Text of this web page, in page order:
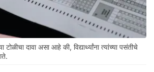
दावा असा आहे की, विद्यार्थ्यांना त्यांच्या पसंतीचे